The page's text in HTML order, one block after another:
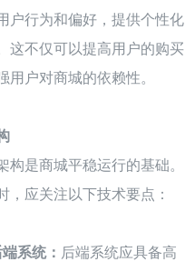
户行为和偏好，提供个性化
这不仅可以提高用户的购买
用户对商城的依赖性。
构是商城平稳运行的基础。
，应关注以下技术要点：
系统： 后端系统应具备高